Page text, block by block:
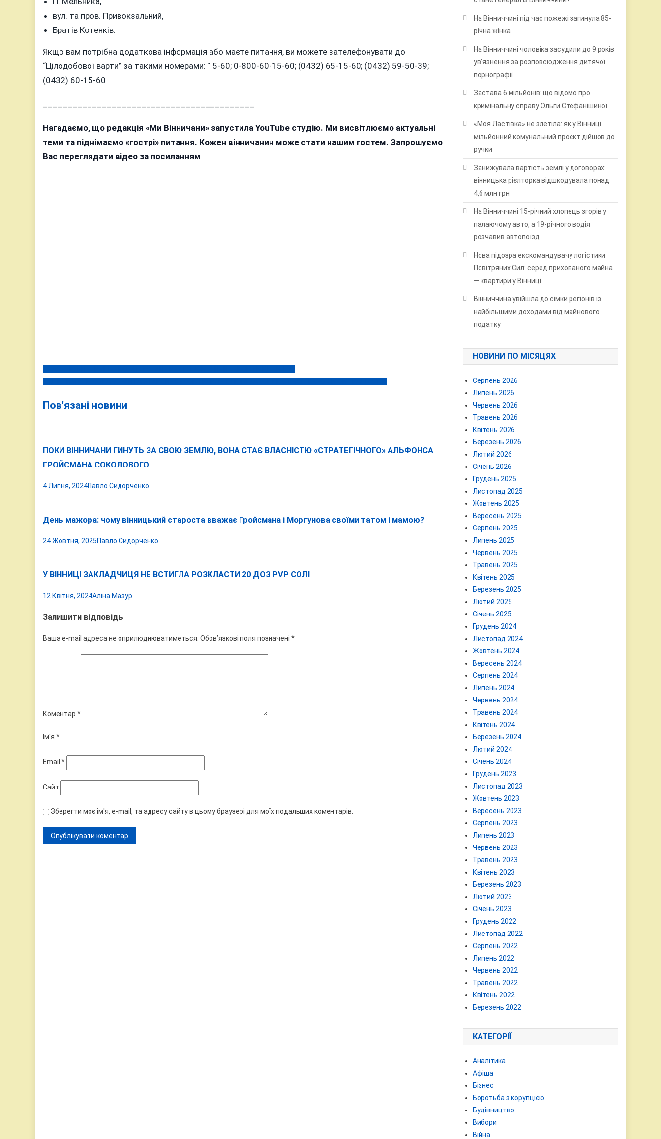
вул. та пров. Привокзальний,
Братів Котенків.
Якщо вам потрібна додаткова інформація або маєте питання, ви можете зателефонувати до
“Цілодобової варти” за такими номерами: 15-60; 0-800-60-15-60; (0432) 65-15-60; (0432) 59-50-39;
(0432) 60-15-60
Нагадаємо, що редакція «Ми Вінничани» запустила YouTube студію. Ми висвітлюємо актуальні
теми та піднімаємо «гострі» питання. Кожен вінничанин може стати нашим гостем. Запрошуємо
Вас переглядати відео за посиланням
Навігація
Пов'язані новини
ПОКИ ВІННИЧАНИ ГИНУТЬ ЗА СВОЮ ЗЕМЛЮ, ВОНА СТАЄ ВЛАСНІСТЮ «СТРАТЕГІЧНОГО» АЛЬФОНСА
ГРОЙСМАНА СОКОЛОВОГО
4 Липня, 2024Павло Сидорченко
День мажора: чому вінницький староста вважає Гройсмана і Моргунова своїми татом і мамою?
24 Жовтня, 2025Павло Сидорченко
У ВІННИЦІ ЗАКЛАДЧИЦЯ НЕ ВСТИГЛА РОЗКЛАСТИ 20 ДОЗ PVP СОЛІ
12 Квітня, 2024Аліна Мазур
Залишити відповідь
Ваша e-mail адреса не оприлюднюватиметься. Обов’язкові поля позначені *
Коментар *
Ім'я *
Email *
Сайт
Зберегти моє ім'я, e-mail, та адресу сайту в цьому браузері для моїх подальших коментарів.
На Вінниччині під час пожежі загинула 85-
річна жінка
На Вінниччині чоловіка засудили до 9 років
ув’язнення за розповсюдження дитячої
порнографії
Застава 6 мільйонів: що відомо про
кримінальну справу Ольги Стефанішиної
«Моя Ластівка» не злетіла: як у Вінниці
мільйонний комунальний проєкт дійшов до
ручки
Занижувала вартість землі у договорах:
вінницька рієлторка відшкодувала понад
4,6 млн грн
На Вінниччині 15-річний хлопець згорів у
палаючому авто, а 19-річного водія
розчавив автопоїзд
Нова підозра екскомандувачу логістики
Повітряних Сил: серед прихованого майна
— квартири у Вінниці
Вінниччина увійшла до сімки регіонів із
найбільшими доходами від майнового
податку
НОВИНИ ПО МІСЯЦЯХ
Серпень 2026
Липень 2026
Червень 2026
Травень 2026
Квітень 2026
Березень 2026
Лютий 2026
Січень 2026
Грудень 2025
Листопад 2025
Жовтень 2025
Вересень 2025
Серпень 2025
Липень 2025
Червень 2025
Травень 2025
Квітень 2025
Березень 2025
Лютий 2025
Січень 2025
Грудень 2024
Листопад 2024
Жовтень 2024
Вересень 2024
Серпень 2024
Липень 2024
Червень 2024
Травень 2024
Квітень 2024
Березень 2024
Лютий 2024
Січень 2024
Грудень 2023
Листопад 2023
Жовтень 2023
Вересень 2023
Серпень 2023
Липень 2023
Червень 2023
Травень 2023
Квітень 2023
Березень 2023
Лютий 2023
Січень 2023
Грудень 2022
Листопад 2022
Серпень 2022
Липень 2022
Червень 2022
Травень 2022
Квітень 2022
Березень 2022
КАТЕГОРІЇ
Аналітика
Афіша
Бізнес
Боротьба з корупцією
Будівництво
Вибори
Війна